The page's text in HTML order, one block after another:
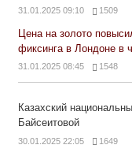
31.01.2025 09:10 1509
Цена на золото
фиксинга в Лондоне в
31.01.2025 08:45 1548
Казахский
Байсеитовой
30.01.2025 22:05 1649